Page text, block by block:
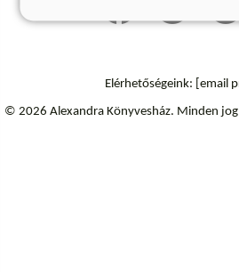
Elérhetőségeink: [email
© 2026 Alexandra Könyvesház. Minden